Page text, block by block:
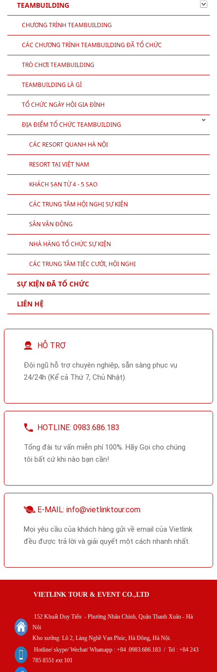
TEAMBUILDING
CHƯƠNG TRÌNH TEAMBUILDING
CÁC CHƯƠNG TRÌNH TEAMBUILDING ĐÃ TỔ CHỨC
TRÒ CHƠI TEAMBUILDING
TEAMBUILDING LÀ GÌ
TỔ CHỨC NGÀY HỘI GIA ĐÌNH
ĐỊA ĐIỂM TỔ CHỨC TEAMBUILDING
CÁC RESORT QUANH HÀ NỘI
RESORT TẠI VIỆT NAM
KHÁCH SẠN TỪ 4 - 5 SAO
CÁC TRUNG TÂM HỘI NGHỊ SỰ KIỆN
SÂN VẬN ĐỘNG
NHÀ HÀNG TỔ CHỨC SỰ KIỆN
CÁC TRUNG TÂM TIỆC CƯỚI, HỘI NGHỊ
SỰ KIỆN ĐÃ TỔ CHỨC
LIÊN HỆ
HỖ TRỢ
Đội ngũ hỗ trợ chuyên nghiệp, sẵn sàng phục vụ
24/24h (Kể cả Thứ 7, Chủ Nhật).
HOTLINE: 0983.686.183
Tổng đài tư vấn miễn phí 100%. Hãy Gọi cho chúng
tôi bất cứ khi nào bạn cần!
E-MAIL: info@vietlinktour.com
Mọi yêu cầu của khách hàng gửi về email của Vietlink
đều được trả lời và giải quyết một cách nhanh nhất.
VIETLINK TOUR & EVENT CO.,LTD
152 Khuất Duy Tiến - Phường Nhân Chính, Quận Thanh Xuân - Hà
Nội
Kho xưởng: Lô 2, Làng Nghề Vạn Phúc, Hà Đông, Hà Nội.
Hotline/ skype/ Wechat/ Whatsapp : +84 .0983.686.183 / Tel : +84 243
785 8551 ext 101